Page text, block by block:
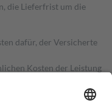
die Lieferfrist um die
dafür, der Versicherte
Kosten der Leistung